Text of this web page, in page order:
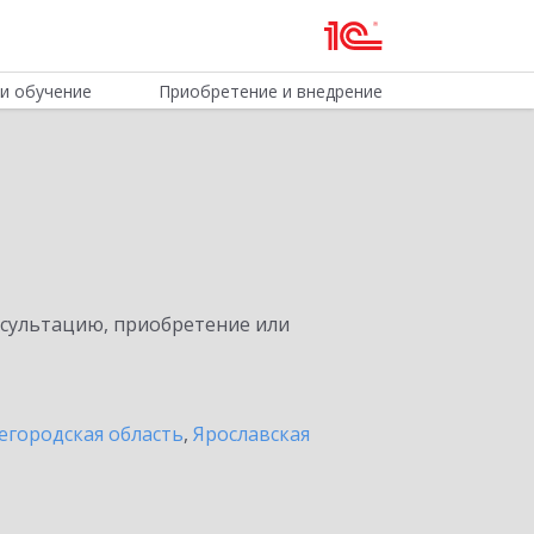
обучение Приобретение и внедрение
приобретение или
область, Ярославская